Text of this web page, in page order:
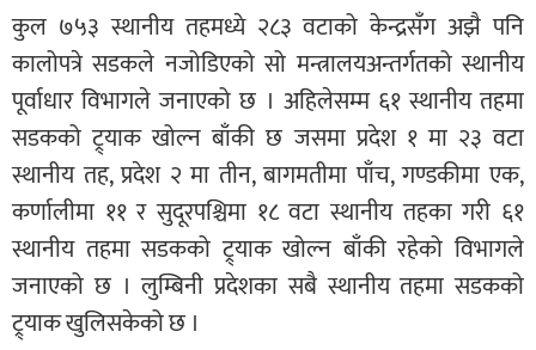
कुल ७५३ स्थानीय तहमध्ये २८३ वटाको केन्द्रसँग अझै पनि
कालोपत्रे सडकले नजोडिएको सो मन्त्रालयअन्तर्गतको स्थानीय
पूर्वाधार विभागले जनाएको छ । अहिलेसम्म ६१ स्थानीय तहमा
सडकको ट्र्याक खोल्न बाँकी छ जसमा प्रदेश १ मा २३ वटा
स्थानीय तह, प्रदेश २ मा तीन, बागमतीमा पाँच, गण्डकीमा एक,
कर्णालीमा ११ र सुदूरपश्चिमा १८ वटा स्थानीय तहका गरी ६१
स्थानीय तहमा सडकको ट्र्याक खोल्न बाँकी रहेको विभागले
जनाएको छ । लुम्बिनी प्रदेशका सबै स्थानीय तहमा सडकको
ट्र्याक खुलिसकेको छ ।